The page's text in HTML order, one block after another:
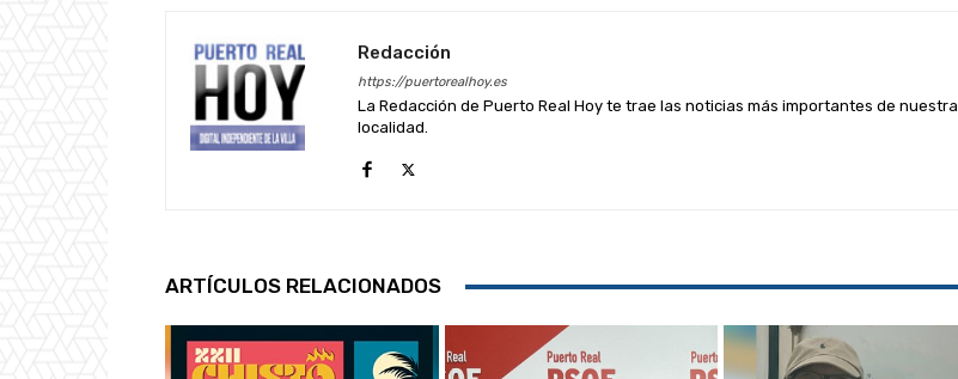
Redacción
https://puertorealhoy.es
La Redacción de Puerto Real Hoy te trae las noticias más importantes de nuestra
localidad.
ARTÍCULOS RELACIONADOS